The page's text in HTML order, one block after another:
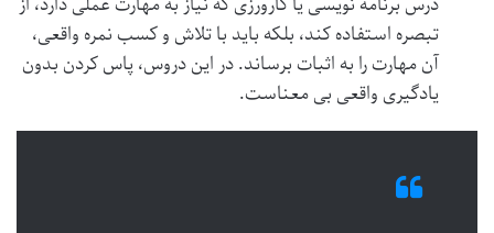
تبصره استفاده کند، بلکه باید با تلاش و کسب نمره واقعی،
آن مهارت را به اثبات برساند. در این دروس، پاس کردن بدون
یادگیری واقعی بی معناست.